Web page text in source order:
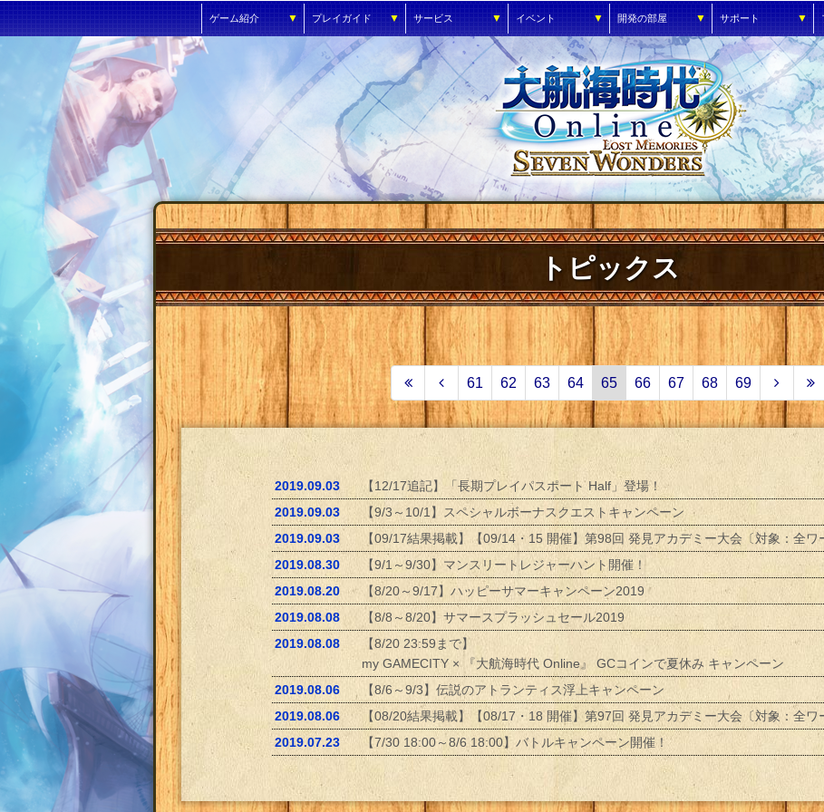
ゲーム紹介 ▼ プレイガイド ▼ サービス ▼ イベント ▼ 開発の部屋 ▼ サポート ▼
トピックス
61 62 63 64 65 66 67 68 69
2019.09.03
【12/17追記】「長期プレイパスポート Half」登場！
2019.09.03
【9/3～10/1】スペシャルボーナスクエストキャンペーン
2019.09.03
【09/17結果掲載】【09/14・15 開催】第98回 発見アカデミー大会〔対象：全ワ
2019.08.30
【9/1～9/30】マンスリートレジャーハント開催！
2019.08.20
【8/20～9/17】ハッピーサマーキャンペーン2019
2019.08.08
【8/8～8/20】サマースプラッシュセール2019
2019.08.08
【8/20 23:59まで】
my GAMECITY × 『大航海時代 Online』 GCコインで夏休み キャンペーン
2019.08.06
【8/6～9/3】伝説のアトランティス浮上キャンペーン
2019.08.06
【08/20結果掲載】【08/17・18 開催】第97回 発見アカデミー大会〔対象：全ワ
2019.07.23
【7/30 18:00～8/6 18:00】バトルキャンペーン開催！